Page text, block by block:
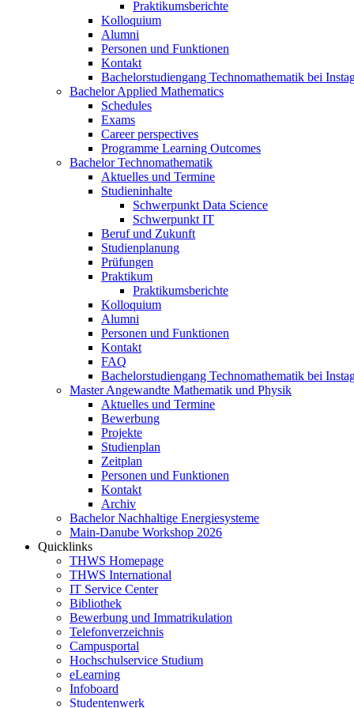
Praktikumsberichte
Kolloquium
Alumni
Personen und Funktionen
Kontakt
Bachelorstudiengang Technomathematik bei
Bachelor Applied Mathematics
Schedules
Exams
Career perspectives
Programme Learning Outcomes
Bachelor Technomathematik
Aktuelles und Termine
Studieninhalte
Schwerpunkt Data Science
Schwerpunkt IT
Beruf und Zukunft
Studienplanung
Prüfungen
Praktikum
Praktikumsberichte
Kolloquium
Alumni
Personen und Funktionen
Kontakt
FAQ
Bachelorstudiengang Technomathematik bei
Master Angewandte Mathematik und Physik
Aktuelles und Termine
Bewerbung
Projekte
Studienplan
Zeitplan
Personen und Funktionen
Kontakt
Archiv
Bachelor Nachhaltige Energiesysteme
Main-Danube Workshop 2026
Quicklinks
THWS Homepage
THWS International
IT Service Center
Bibliothek
Bewerbung und Immatrikulation
Telefonverzeichnis
Campusportal
Hochschulservice Studium
eLearning
Infoboard
Studentenwerk